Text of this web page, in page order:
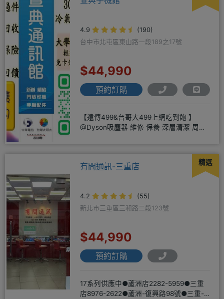
4.9
(190)
台中市北屯區東山路一段189之17號
$44,990
預約訂購
【遠傳499&台哥大499上網吃到飽 】
@Dyson吸塵器 維修 保養 深層清潔 周邊
精選
有間通訊-三重店
4.2
(55)
新北市三重區三和路二段123號
$44,990
預約訂購
17系列供應中●蘆洲店2282-5959●三重
店8976-2622●蘆洲-復興路98號●三重-